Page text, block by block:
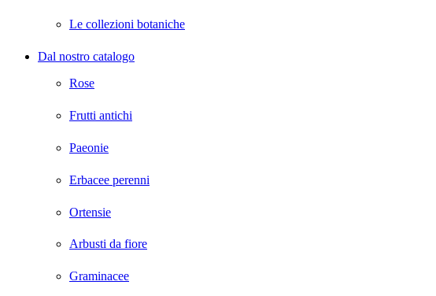
Le collezioni botaniche
Dal nostro catalogo
Rose
Frutti antichi
Paeonie
Erbacee perenni
Ortensie
Arbusti da fiore
Graminacee